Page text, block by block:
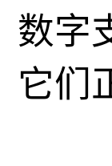
数字
它们